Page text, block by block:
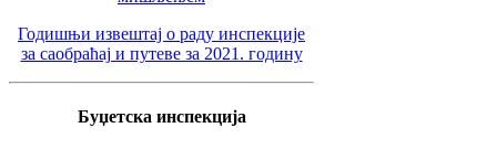
Годишњи извештај о раду инспекције
за саобраћај и путеве за 2021. годину
Буџетска инспекција